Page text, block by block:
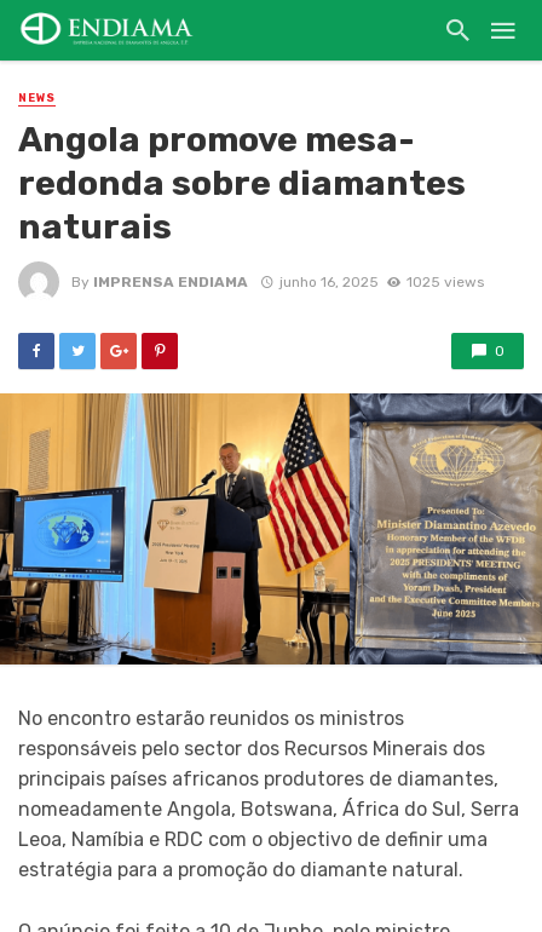
NEWS
Angola promove mesa-
redonda sobre diamantes
naturais
By IMPRENSA ENDIAMA junho 16, 2025 1025 views
0
No encontro estarão reunidos os ministros
responsáveis pelo sector dos Recursos Minerais dos
principais países africanos produtores de diamantes,
nomeadamente Angola, Botswana, África do Sul, Serra
Leoa, Namíbia e RDC com o objectivo de definir uma
estratégia para a promoção do diamante natural.